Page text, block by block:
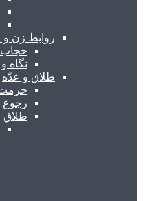
روابط زن و
نگاه
طلاق و عدّه
حرمت
رجوع
طلاق